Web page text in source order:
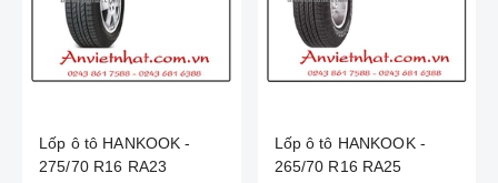
Lốp ô tô HANKOOK -
275/70 R16 RA23
Lốp ô tô HANKOOK -
265/70 R16 RA25